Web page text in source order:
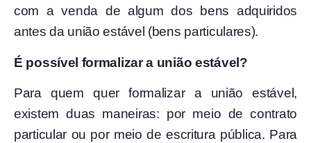
com a venda de algum dos bens adquiridos
antes da união estável (bens particulares).
É possível formalizar a união estável?
Para quem quer formalizar a união estável,
existem duas maneiras: por meio de contrato
particular ou por meio de escritura pública. Para